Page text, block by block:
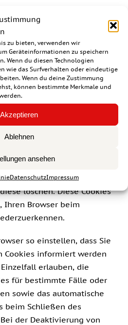
zu bieten, verwenden wir
Geräteinformationen zu speichern
Wenn du diesen Technologien
wie das Surfverhalten oder eindeutige
Wenn du deine Zustimmung
können bestimmte Merkmale und
Akzeptieren
Ablehnen
ansehen
DatenschutzImpressum
teilweise so
richten auf Ihrem
an und enthalten keine
dazu, unser Angebot
und sicherer zu
kleine Textdateien, die auf
werden und die Ihr
uns verwendeten Cookies
automatisch gelöscht.
auf Ihrem Endgerät
löschen. Diese Cookies
Ihren Browser beim
so einstellen, dass Sie
Cookies informiert werden
erlauben, die
für bestimmte Fälle oder
sowie das automatische
beim Schließen des
der Deaktivierung von